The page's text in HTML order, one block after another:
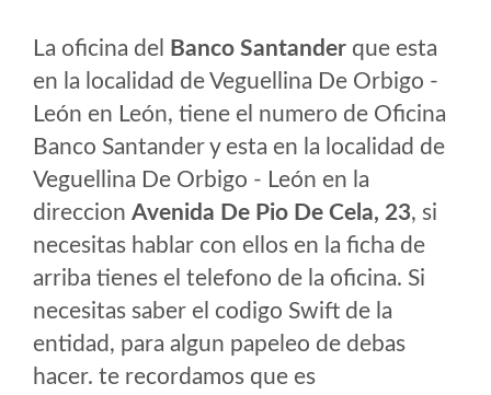
La oficina del Banco Santander que esta
en la localidad de Veguellina De Orbigo -
León en León, tiene el numero de Oficina
Banco Santander y esta en la localidad de
Veguellina De Orbigo - León en la
direccion Avenida De Pio De Cela, 23, si
necesitas hablar con ellos en la ficha de
arriba tienes el telefono de la oficina. Si
necesitas saber el codigo Swift de la
entidad, para algun papeleo de debas
hacer. te recordamos que es